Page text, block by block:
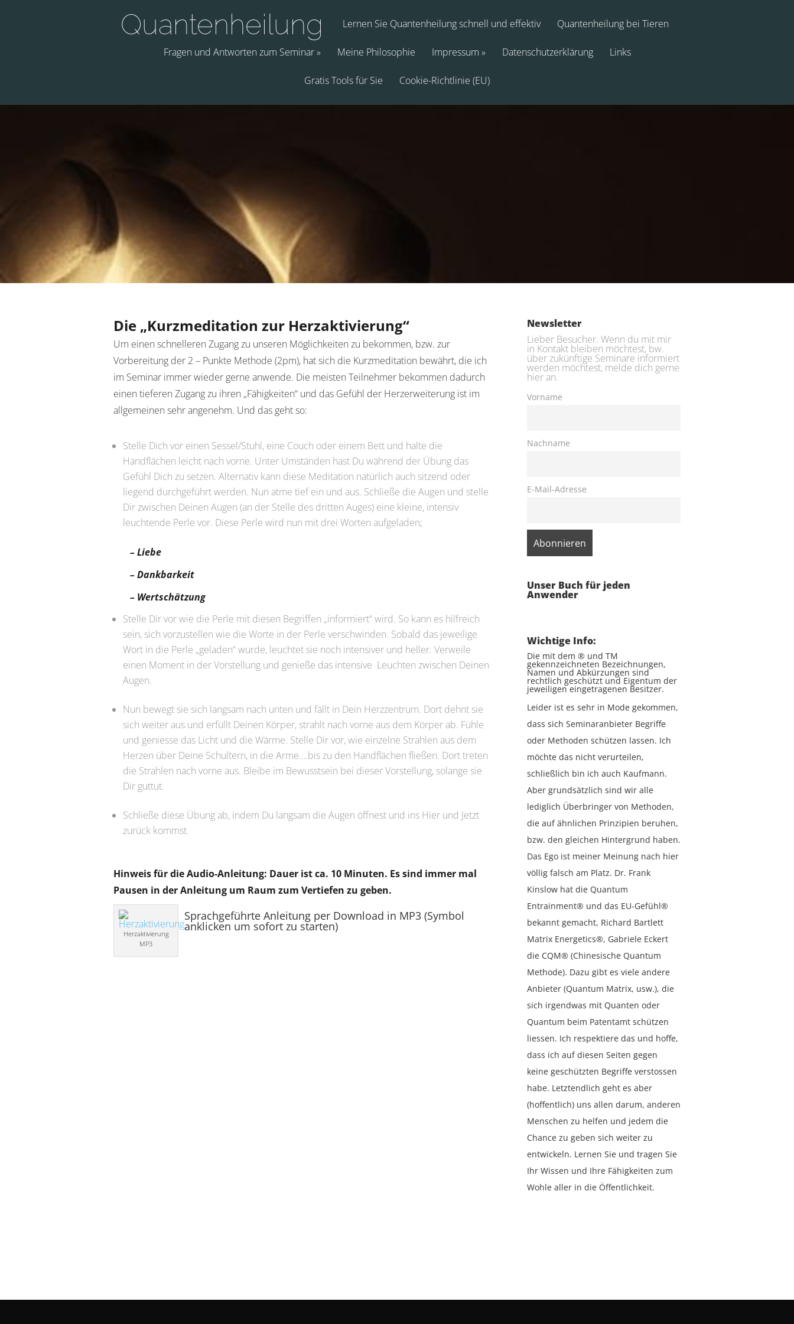
Quantenheilung Lernen Sie Quantenheilung schnell und effektiv Quantenheilung bei Tieren
Fragen und Antworten zum Seminar Meine Philosophie Impressum Datenschutzerklärung Links
Gratis Tools für Sie Cookie-Richtlinie (EU)
Die „Kurzmeditation zur Herzaktivierung“
Um einen schnelleren Zugang zu unseren Möglichkeiten zu bekommen, bzw. zur
Vorbereitung der 2 – Punkte Methode (2pm), hat sich die Kurzmeditation bewährt, die ich
im Seminar immer wieder gerne anwende. Die meisten Teilnehmer bekommen dadurch
einen tieferen Zugang zu ihren „Fähigkeiten“ und das Gefühl der Herzerweiterung ist im
allgemeinen sehr angenehm. Und das geht so:
Stelle Dich vor einen Sessel/Stuhl, eine Couch oder einem Bett und halte die
Handflächen leicht nach vorne. Unter Umständen hast Du während der Übung das
Gefühl Dich zu setzen. Alternativ kann diese Meditation natürlich auch sitzend oder
liegend durchgeführt werden. Nun atme tief ein und aus. Schließe die Augen und stelle
Dir zwischen Deinen Augen (an der Stelle des dritten Auges) eine kleine, intensiv
leuchtende Perle vor. Diese Perle wird nun mit drei Worten aufgeladen;
– Liebe
– Dankbarkeit
– Wertschätzung
Stelle Dir vor wie die Perle mit diesen Begriffen „informiert“ wird. So kann es hilfreich
sein, sich vorzustellen wie die Worte in der Perle verschwinden. Sobald das jeweilige
Wort in die Perle „geladen“ wurde, leuchtet sie noch intensiver und heller. Verweile
einen Moment in der Vorstellung und genieße das intensive Leuchten zwischen Deinen
Augen.
Nun bewegt sie sich langsam nach unten und fällt in Dein Herzzentrum. Dort dehnt sie
sich weiter aus und erfüllt Deinen Körper, strahlt nach vorne aus dem Körper ab. Fühle
und geniesse das Licht und die Wärme. Stelle Dir vor, wie einzelne Strahlen aus dem
Herzen über Deine Schultern, in die Arme….bis zu den Handflächen fließen. Dort treten
die Strahlen nach vorne aus. Bleibe im Bewusstsein bei dieser Vorstellung, solange sie
Dir guttut.
Schließe diese Übung ab, indem Du langsam die Augen öffnest und ins Hier und Jetzt
zurück kommst.
Hinweis für die Audio-Anleitung: Dauer ist ca. 10 Minuten. Es sind immer mal
Pausen in der Anleitung um Raum zum Vertiefen zu geben.
Herzaktivierung
MP3
Sprachgeführte Anleitung per Download in MP3 (Symbol
anklicken um sofort zu starten)
Newsletter
Lieber Besucher. Wenn du mit mir
in Kontakt bleiben möchtest, bw.
über zukünftige Seminare informiert
werden möchtest, melde dich gerne
hier an.
Vorname
Nachname
E-Mail-Adresse
Unser Buch für jeden
Anwender
Wichtige Info:
Die mit dem ® und TM
gekennzeichneten Bezeichnungen,
Namen und Abkürzungen sind
rechtlich geschützt und Eigentum der
jeweiligen eingetragenen Besitzer.
Leider ist es sehr in Mode gekommen,
dass sich Seminaranbieter Begriffe
oder Methoden schützen lassen. Ich
möchte das nicht verurteilen,
schließlich bin ich auch Kaufmann.
Aber grundsätzlich sind wir alle
lediglich Überbringer von Methoden,
die auf ähnlichen Prinzipien beruhen,
bzw. den gleichen Hintergrund haben.
Das Ego ist meiner Meinung nach hier
völlig falsch am Platz. Dr. Frank
Kinslow hat die Quantum
Entrainment® und das EU-Gefühl®
bekannt gemacht, Richard Bartlett
Matrix Energetics®, Gabriele Eckert
die CQM® (Chinesische Quantum
Methode). Dazu gibt es viele andere
Anbieter (Quantum Matrix, usw.), die
sich irgendwas mit Quanten oder
Quantum beim Patentamt schützen
liessen. Ich respektiere das und hoffe,
dass ich auf diesen Seiten gegen
keine geschützten Begriffe verstossen
habe. Letztendlich geht es aber
(hoffentlich) uns allen darum, anderen
Menschen zu helfen und jedem die
Chance zu geben sich weiter zu
entwickeln. Lernen Sie und tragen Sie
Ihr Wissen und Ihre Fähigkeiten zum
Wohle aller in die Öffentlichkeit.